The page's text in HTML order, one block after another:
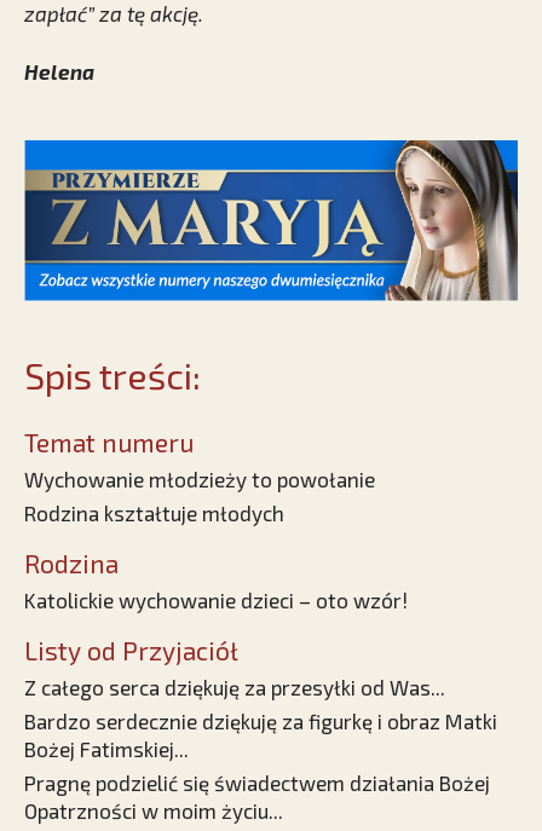
zapłać” za tę akcję.
Helena
Spis treści:
Temat numeru
Wychowanie młodzieży to powołanie
Rodzina kształtuje młodych
Rodzina
Katolickie wychowanie dzieci – oto wzór!
Listy od Przyjaciół
Z całego serca dziękuję za przesyłki od Was...
Bardzo serdecznie dziękuję za figurkę i obraz Matki
Bożej Fatimskiej...
Pragnę podzielić się świadectwem działania Bożej
Opatrzności w moim życiu...